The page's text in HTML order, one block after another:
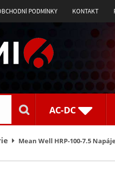
PODMÍNKY KONTAKT
AC-DC
Mean Well HRP-100-7.5